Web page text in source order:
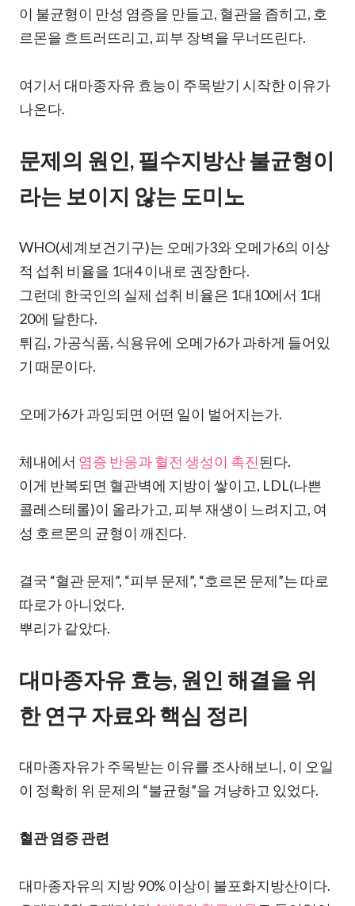
이 불균형이 만성 염증을 만들고, 혈관을 좁히고, 호
르몬을 흐트러뜨리고, 피부 장벽을 무너뜨린다.
여기서 대마종자유 효능이 주목받기 시작한 이유가
나온다.
문제의 원인, 필수지방산 불균형이
라는 보이지 않는 도미노
WHO(세계보건기구)는 오메가3와 오메가6의 이상
적 섭취 비율을 1대4 이내로 권장한다.
그런데 한국인의 실제 섭취 비율은 1대10에서 1대
20에 달한다.
튀김, 가공식품, 식용유에 오메가6가 과하게 들어있
기 때문이다.
오메가6가 과잉되면 어떤 일이 벌어지는가.
체내에서 염증 반응과 혈전 생성이 촉진된다.
이게 반복되면 혈관벽에 지방이 쌓이고, LDL(나쁜
콜레스테롤)이 올라가고, 피부 재생이 느려지고, 여
성 호르몬의 균형이 깨진다.
결국 “혈관 문제”, “피부 문제”, “호르몬 문제”는 따로
따로가 아니었다.
뿌리가 같았다.
대마종자유 효능, 원인 해결을 위
한 연구 자료와 핵심 정리
대마종자유가 주목받는 이유를 조사해보니, 이 오일
이 정확히 위 문제의 “불균형”을 겨냥하고 있었다.
혈관 염증 관련
대마종자유의 지방 90% 이상이 불포화지방산이다.